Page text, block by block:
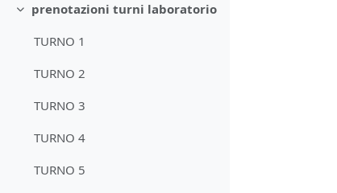
Minimizza
prenotazioni turni laboratorio
TURNO 1
TURNO 2
TURNO 3
TURNO 4
TURNO 5